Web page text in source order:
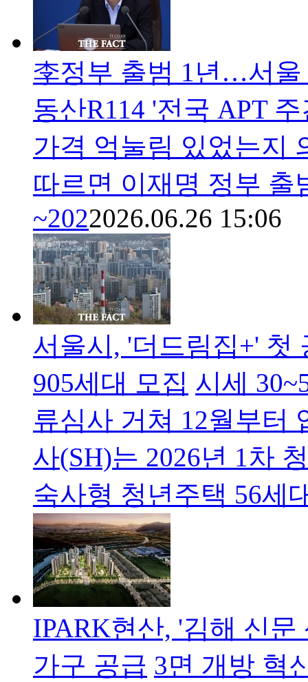
李정부 출범 1년…서울
동산R114 '전국 APT
가격 억눌림 있었는지
따르면 이재명 정부 출
~2022026.06.26 15:06
서울시, '더드림집+'
905세대 모집 시세
류심사 거쳐 12월부터
사(SH)는 2026년 1차
숙사형 청년주택 56세
IPARK현산, '김해 신
가구 공급 3면 개방 혁